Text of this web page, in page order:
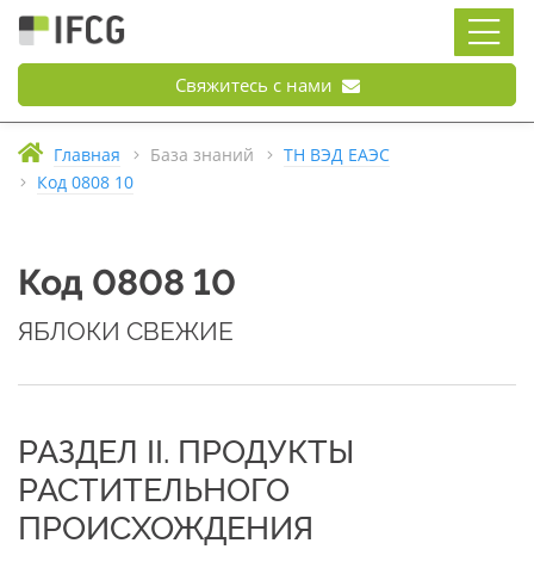
Свяжитесь с нами
Главная База знаний
ТН ВЭД ЕАЭС
Код 0808 10
Код 0808 10
ЯБЛОКИ СВЕЖИЕ
РАЗДЕЛ II. ПРОДУКТЫ
РАСТИТЕЛЬНОГО
ПРОИСХОЖДЕНИЯ